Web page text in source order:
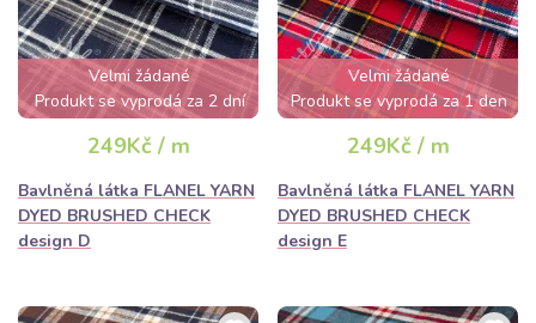
Velmi žádané
Produkt se vyprodá za 2 dní
249Kč / m
Bavlněná látka FLANEL YARN
DYED BRUSHED CHECK
design D
Velmi žádané
Produkt se vyprodá za 1 den
249Kč / m
Bavlněná látka FLANEL YARN
DYED BRUSHED CHECK
design E